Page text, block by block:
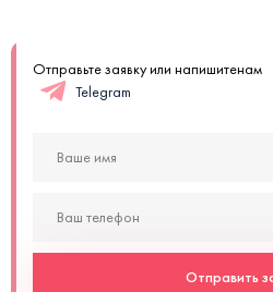
Отправьте заявку или напишитенам
Telegram
Отправить